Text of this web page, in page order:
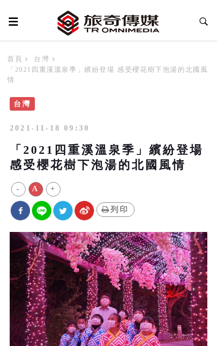
首頁
台灣
「2021四重溪溫泉季」繽紛登場 感受櫻花樹下泡湯的北國風
情
台灣
2021-11-18 09:30
「2021四重溪溫泉季」繽紛登場
感受櫻花樹下泡湯的北國風情
- A +
列印